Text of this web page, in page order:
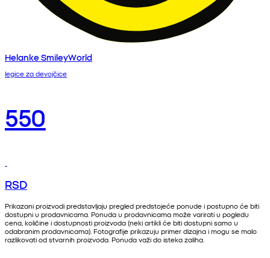
Helanke SmileyWorld
legice za devojčice
550
RSD
Prikazani proizvodi predstavljaju pregled predstojeće ponude i postupno će biti
dostupni u prodavnicama. Ponuda u prodavnicama može varirati u pogledu
cena, količine i dostupnosti proizvoda (neki artikli će biti dostupni samo u
odabranim prodavnicama). Fotografije prikazuju primer dizajna i mogu se malo
razlikovati od stvarnih proizvoda. Ponuda važi do isteka zaliha.